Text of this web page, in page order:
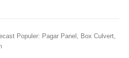
Populer: Pagar Panel, Box Culvert,